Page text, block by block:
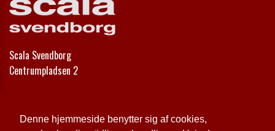
Denne hjemmeside benytter sig af cookies,
Scala Svendborg
Centrumpladsen 2
Email: info@scala-svendborg.dk